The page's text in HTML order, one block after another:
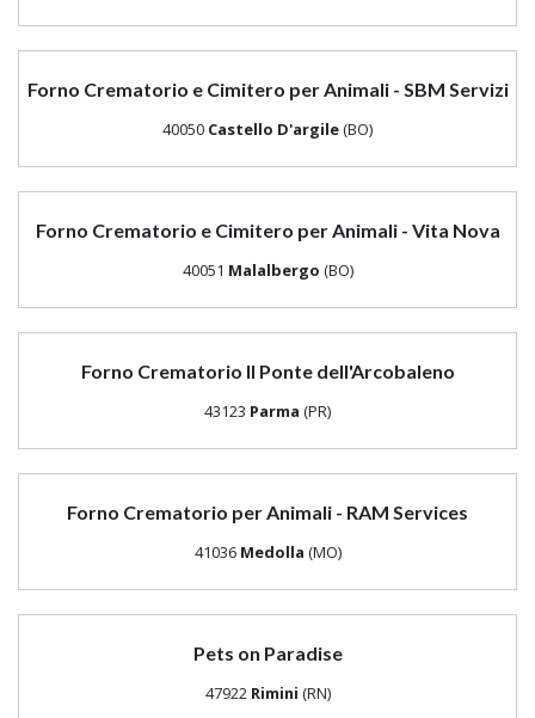
Forno Crematorio e Cimitero per Animali - SBM Servizi
40050 Castello D'argile (BO)
Forno Crematorio e Cimitero per Animali - Vita Nova
40051 Malalbergo (BO)
Forno Crematorio Il Ponte dell'Arcobaleno
43123 Parma (PR)
Forno Crematorio per Animali - RAM Services
41036Medolla (MO)
Pets on Paradise
47922Rimini (RN)